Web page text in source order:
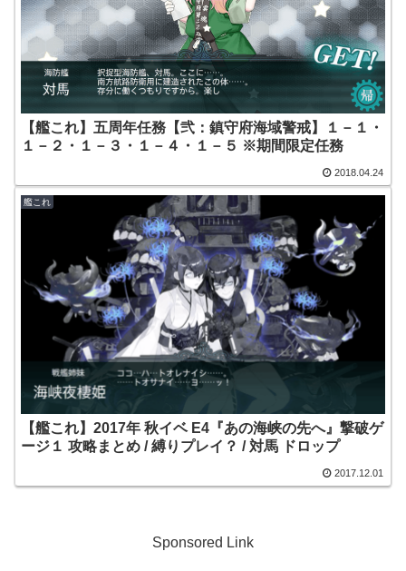
【艦これ】五周年任務【弐：鎮守府海域警戒】１－１・
１－２・１－３・１－４・１－５ ※期間限定任務
2018.04.24
艦これ
【艦これ】2017年 秋イベ E4『あの海峡の先へ』撃破ゲ
ージ１ 攻略まとめ / 縛りプレイ？ / 対馬 ドロップ
2017.12.01
Sponsored Link